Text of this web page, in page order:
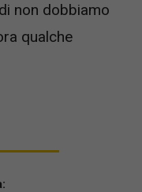
non dobbiamo
qualche